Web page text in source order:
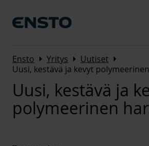
Ensto Arrow_right Yritys Arrow_right Uutiset Arrow_right
Uusi, kestävä ja kevyt
Uusi, kestävä ja
polymeerinen